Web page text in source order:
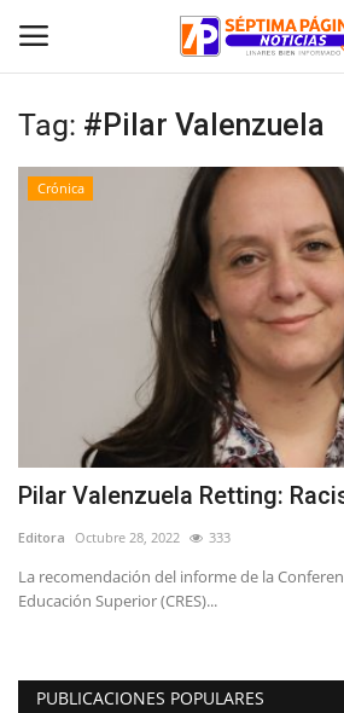
Inicio
Política
Espectáculos
Tag: #Pilar Valenzuela
Crónica
Pilar Valenzuela Retting:
Editora Octubre 28, 2022 333
La recomendación del informe de la
Educación Superior (CRES)...
PUBLICACIONES POPULARES